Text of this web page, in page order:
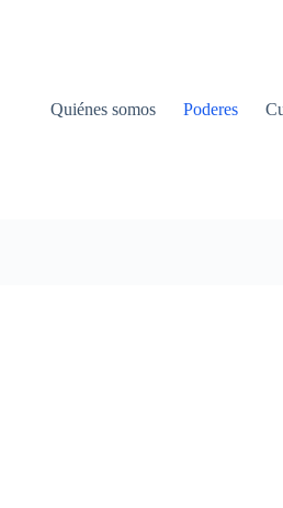
Quiénes somos Poderes